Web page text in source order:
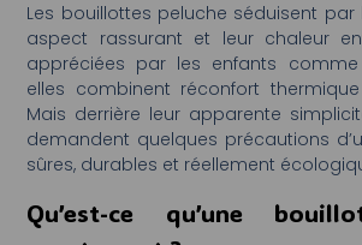
Les bouillottes peluche séduisent par
aspect rassurant et leur chaleur
appréciées par les enfants
elles combinent réconfort
Mais derrière leur apparente
demandent quelques précautions
sûres, durables et réellement
Qu’est-ce qu’une